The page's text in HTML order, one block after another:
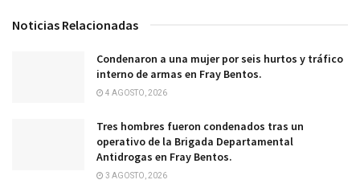
Noticias Relacionadas
Condenaron a una mujer por seis hurtos y tráfico
interno de armas en Fray Bentos.
4 AGOSTO, 2026
Tres hombres fueron condenados tras un
operativo de la Brigada Departamental
Antidrogas en Fray Bentos.
3 AGOSTO, 2026